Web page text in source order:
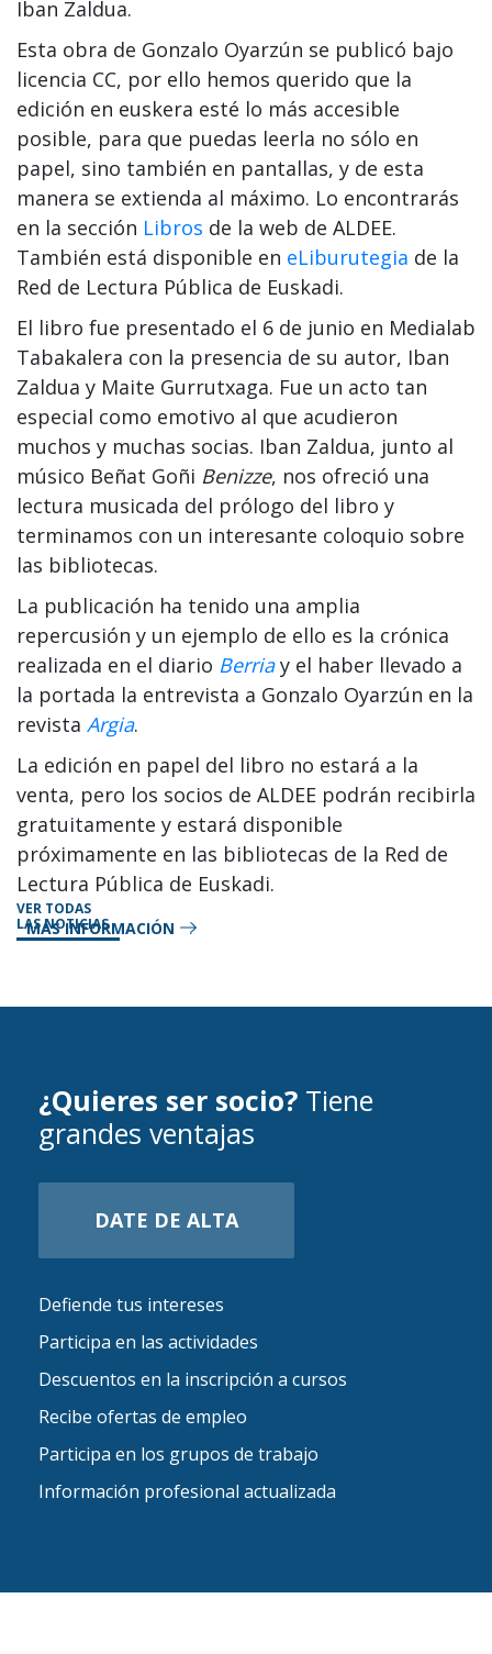
Iban Zaldua.
Esta obra de Gonzalo Oyarzún se publicó bajo
licencia CC, por ello hemos querido que la
edición en euskera esté lo más accesible
posible, para que puedas leerla no sólo en
papel, sino también en pantallas, y de esta
manera se extienda al máximo. Lo encontrarás
en la sección Libros de la web de ALDEE.
También está disponible en eLiburutegia de la
Red de Lectura Pública de Euskadi.
El libro fue presentado el 6 de junio en Medialab
Tabakalera con la presencia de su autor, Iban
Zaldua y Maite Gurrutxaga. Fue un acto tan
especial como emotivo al que acudieron
muchos y muchas socias. Iban Zaldua, junto al
músico Beñat Goñi Benizze, nos ofreció una
lectura musicada del prólogo del libro y
terminamos con un interesante coloquio sobre
las bibliotecas.
La publicación ha tenido una amplia
repercusión y un ejemplo de ello es la crónica
realizada en el diario Berriay el haber llevado a
la portada la entrevista a Gonzalo Oyarzún en la
revista Argia.
La edición en papel del libro no estará a la
venta, pero los socios de ALDEE podrán recibirla
gratuitamente y estará disponible
próximamente en las bibliotecas de la Red de
Lectura Pública de Euskadi.
MÁS INFORMACIÓN
VER TODAS
LAS NOTICIAS
¿Quieres ser socio? Tiene
grandes ventajas
DATE DE ALTA
Defiende tus intereses
Participa en las actividades
Descuentos en la inscripción a cursos
Recibe ofertas de empleo
Participa en los grupos de trabajo
Información profesional actualizada